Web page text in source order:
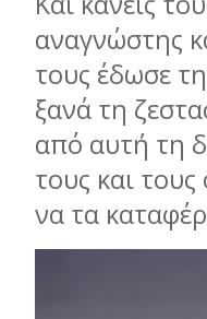
αναγνώστης
τους έδωσε
ξανά τη
από αυτή τη
τους και
να τα